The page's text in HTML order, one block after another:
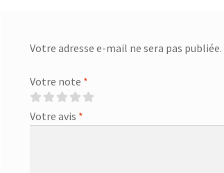
Votre adresse e-mail ne sera pas publiée.
Votre note *
Votre avis *